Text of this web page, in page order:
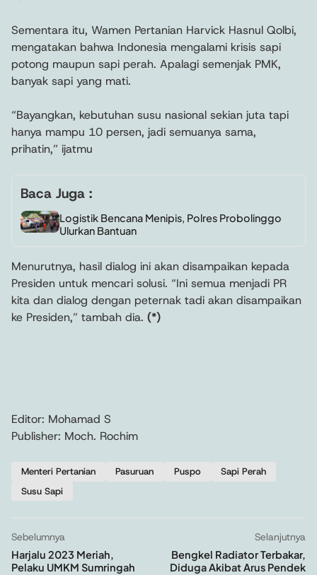
Sementara itu, Wamen Pertanian Harvick Hasnul Qolbi,
mengatakan bahwa Indonesia mengalami krisis sapi
potong maupun sapi perah. Apalagi semenjak PMK,
banyak sapi yang mati.
“Bayangkan, kebutuhan susu nasional sekian juta tapi
hanya mampu 10 persen, jadi semuanya sama,
prihatin,” ijatmu
Baca Juga :
Logistik Bencana Menipis, Polres Probolinggo
Ulurkan Bantuan
Menurutnya, hasil dialog ini akan disampaikan kepada
Presiden untuk mencari solusi. “Ini semua menjadi PR
kita dan dialog dengan peternak tadi akan disampaikan
ke Presiden,” tambah dia. (*)
Editor: Mohamad S
Publisher: Moch. Rochim
Menteri Pertanian Pasuruan Puspo
Sapi Perah
Susu Sapi
Sebelumnya
Harjalu 2023 Meriah,
Pelaku UMKM Sumringah
Selanjutnya
Bengkel Radiator Terbakar,
Diduga Akibat Arus Pendek